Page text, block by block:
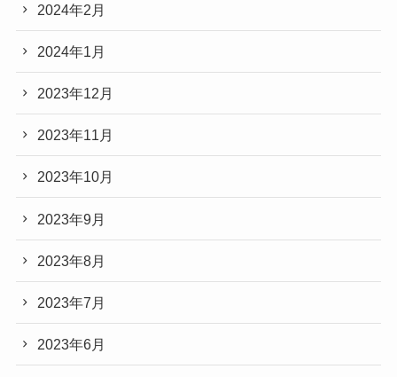
2024年2月
2024年1月
2023年12月
2023年11月
2023年10月
2023年9月
2023年8月
2023年7月
2023年6月